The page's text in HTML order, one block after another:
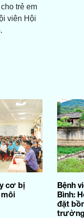
trẻ em
viên Hội
cơ bị
Bệnh
Bình:
đặt
trường